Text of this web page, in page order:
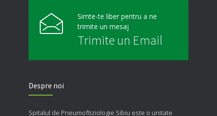
Simte-te liber pentru a ne
trimite un mesaj
Trimite un Email
Despre noi
Spitalul de Pneumoftiziologie Sibiu este o unitate